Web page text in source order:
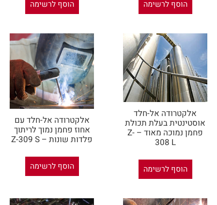
הוסף לרשימה הוסף לרשימה
אלקטרודה אל-חלד
אוסטינטית בעלת תכולת
פחמן נמוכה מאוד – Z-
308 L
הוסף לרשימה
אלקטרודה אל-חלד עם
אחוז פחמן נמוך לריתוך
פלדות שונות – Z-309 S
הוסף לרשימה